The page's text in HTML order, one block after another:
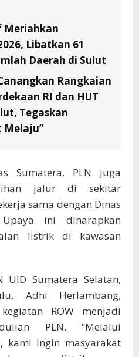
Meriahkan
Libatkan 61
Daerah di Sulut
Rangkaian
RI dan HUT
Tegaskan
Melaju”
Sumatera, PLN juga
jalur di sekitar
sama dengan Dinas
ini diharapkan
listrik di kawasan
UID Sumatera Selatan,
Adhi Herlambang,
ROW menjadi
PLN. “Melalui
kami ingin masyarakat